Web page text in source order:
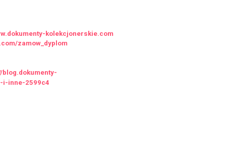
kolekcjonerskie.com
zamow_dyplom
blog.dokumenty-
i-inne-2599c4